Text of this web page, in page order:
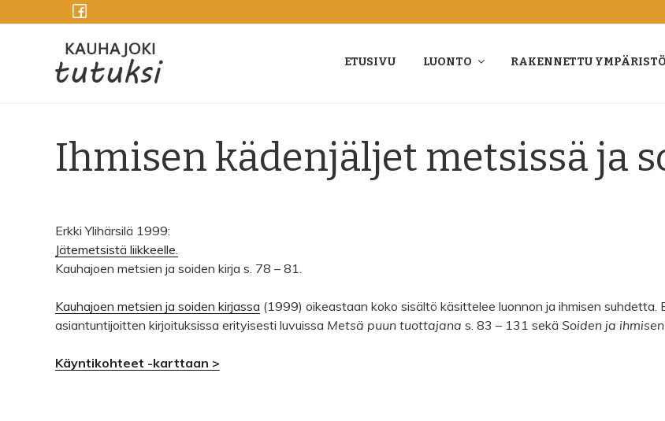
sisältöön
ETUSIVU LUONTO RAKENNETTU YMPÄRISTÖ
Ihmisen kädenjäljet metsissä ja
Erkki Ylihärsilä 1999:
Jätemetsistä liikkeelle.
Kauhajoen metsien ja soiden kirja s. 78 – 81.
Kauhajoen metsien ja soiden kirjassa (1999) oikeastaan koko sisältö käsittelee luonnon ja ihmisen suhdetta.
asiantuntijoitten kirjoituksissa erityisesti luvuissa Metsä puun tuottajana s. 83 – 131 sekä Soiden ja
Käyntikohteet -karttaan >